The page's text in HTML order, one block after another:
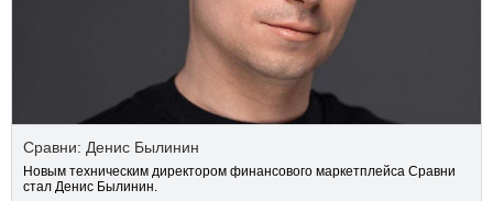
Сравни: Денис Былинин
Новым техническим директором финансового маркетплейса Сравни
стал Денис Былинин.